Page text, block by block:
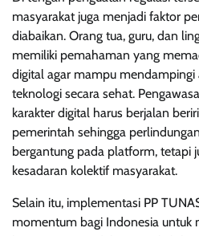
masyarakat juga menjadi faktor
diabaikan. Orang tua, guru, dan
memiliki pemahaman yang
digital agar mampu
teknologi secara sehat.
karakter digital harus berjalan
pemerintah sehingga
bergantung pada platform, tetapi
kesadaran kolektif masyarakat.
Selain itu, implementasi PP
momentum bagi Indonesia untuk